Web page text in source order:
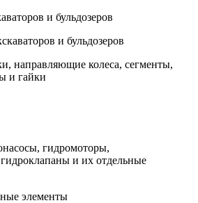
и бульдозеров
направляющие колеса, сегменты,
и гайки
гидромоторы,
и их отдельные
элементы